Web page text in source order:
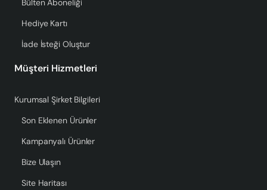
Bülten Aboneliği
Hediye Kartı
İade İsteği Oluştur
Müşteri Hizmetleri
Kurumsal Şirket Bilgileri
Son Eklenen Ürünler
Kampanyalı Ürünler
Bize Ulaşın
Site Haritası